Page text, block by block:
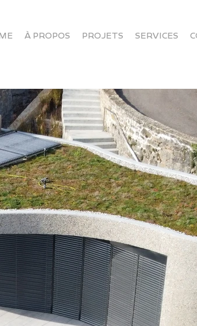
À PROPOS PROJETS SERVICES